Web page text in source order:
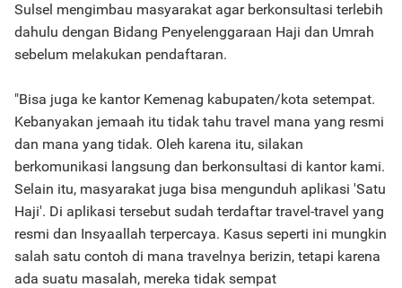
Sulsel mengimbau masyarakat agar berkonsultasi terlebih
dahulu dengan Bidang Penyelenggaraan Haji dan Umrah
sebelum melakukan pendaftaran.
"Bisa juga ke kantor Kemenag kabupaten/kota setempat.
Kebanyakan jemaah itu tidak tahu travel mana yang resmi
dan mana yang tidak. Oleh karena itu, silakan
berkomunikasi langsung dan berkonsultasi di kantor kami.
Selain itu, masyarakat juga bisa mengunduh aplikasi 'Satu
Haji'. Di aplikasi tersebut sudah terdaftar travel-travel yang
resmi dan Insyaallah terpercaya. Kasus seperti ini mungkin
salah satu contoh di mana travelnya berizin, tetapi karena
ada suatu masalah, mereka tidak sempat